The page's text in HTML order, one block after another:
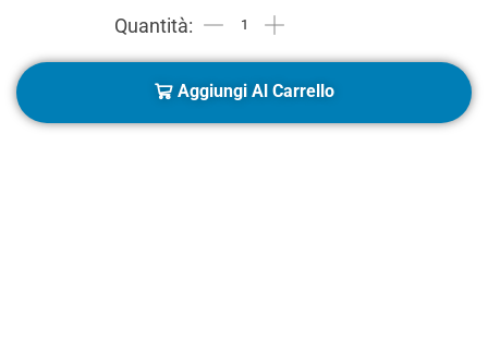
Aggiungi Al Carrello